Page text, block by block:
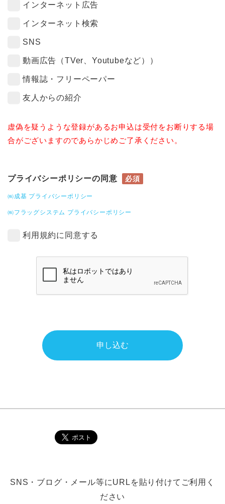
インターネット広告
インターネット検索
SNS
動画広告（TVer、Youtubeなど））
情報誌・フリーペーパー
友人からの紹介
虚偽を疑うような登録があるお申込は受付をお断りする場
合がございますのであらかじめご了承ください。
プライバシーポリシーの同意 必須
㈱成基 プライバシーポリシー
㈱フラッグシステム プライバシーポリシー
利用規約に同意する
申し込む
SNS・ブログ・メール等にURLを貼り付けてご利用く
ださい